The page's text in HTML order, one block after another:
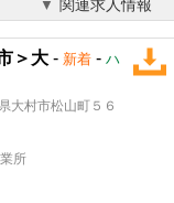
関連求人情報
＞大 - 新着 - ハ
大村市松山町５６
所